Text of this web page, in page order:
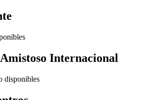
Amistoso Internacional
disponibles